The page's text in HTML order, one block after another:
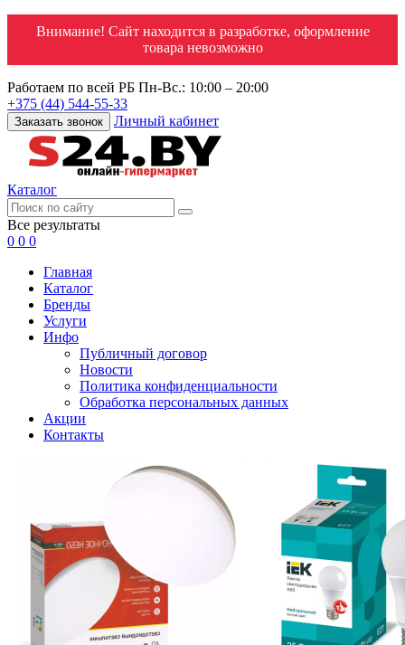
Внимание! Сайт находится в разработке, оформление
товара невозможно
Работаем по всей РБ Пн-Вс.: 10:00 – 20:00
+375 (44) 544-55-33
Заказать звонок Личный кабинет
Каталог
Все результаты
0 0 0
Главная
Каталог
Бренды
Услуги
Инфо
Публичный договор
Новости
Политика конфиденциальности
Обработка персональных данных
Акции
Контакты